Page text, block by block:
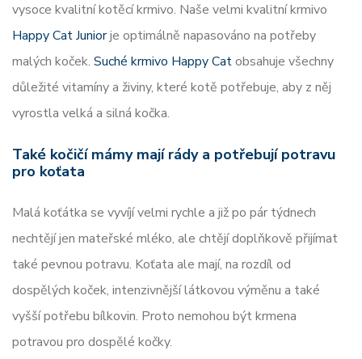
vysoce kvalitní kotěcí krmivo. Naše velmi kvalitní krmivo
Happy Cat Juniorje optimálně napasováno na potřeby
malých koček. Suché krmivo Happy Catobsahuje všechny
důležité vitamíny a živiny, které kotě potřebuje, aby z něj
vyrostla velká a silná kočka.
Také kočičí mámy mají rády a potřebují potravu
pro koťata
Malá koťátka se vyvíjí velmi rychle a již po pár týdnech
nechtějí jen mateřské mléko, ale chtějí doplňkově přijímat
také pevnou potravu. Koťata ale mají, na rozdíl od
dospělých koček, intenzivnější látkovou výměnu a také
vyšší potřebu bílkovin. Proto nemohou být krmena
potravou pro dospělé kočky.